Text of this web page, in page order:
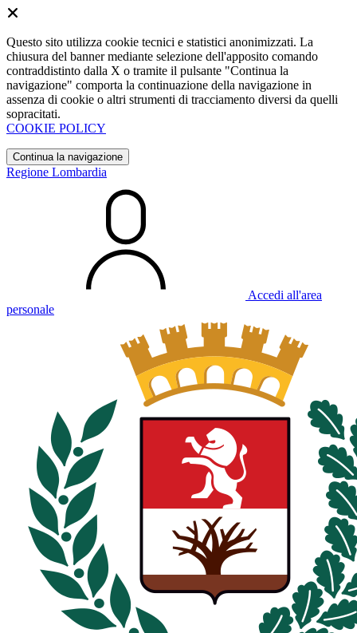
Questo sito utilizza cookie tecnici e statistici anonimizzati. La
chiusura del banner mediante selezione dell'apposito comando
contraddistinto dalla X o tramite il pulsante "Continua la
navigazione" comporta la continuazione della navigazione in
assenza di cookie o altri strumenti di tracciamento diversi da quelli
sopracitati.
COOKIE POLICY
Continua la navigazione
Regione Lombardia
Accedi all'area
personale